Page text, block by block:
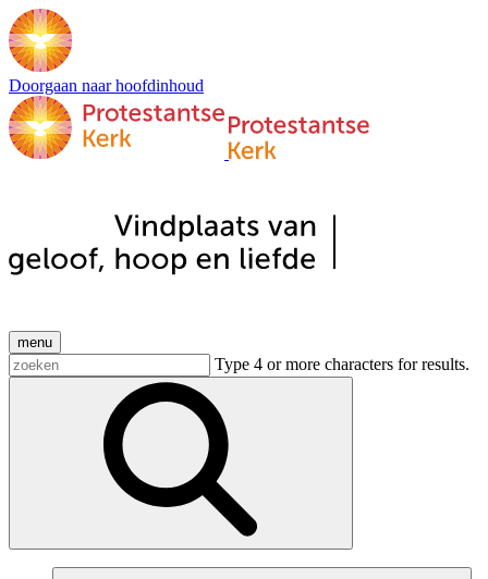
Doorgaan naar hoofdinhoud
menu
Type 4 or more characters for results.